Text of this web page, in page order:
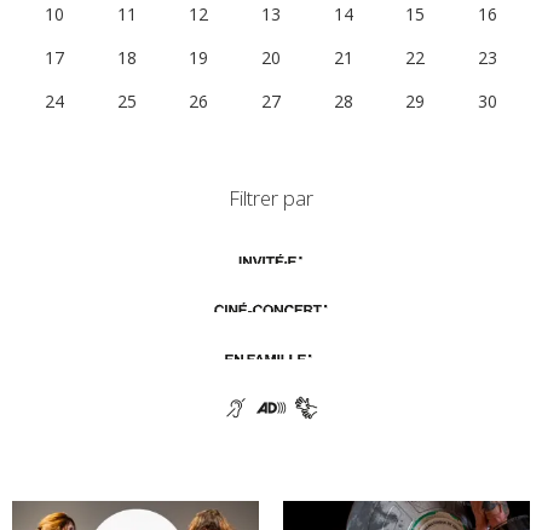
10
11 12 13 14 15
16
17
18 19 20 21 22
23
24
25 26 27 28 29 30
Filtrer par